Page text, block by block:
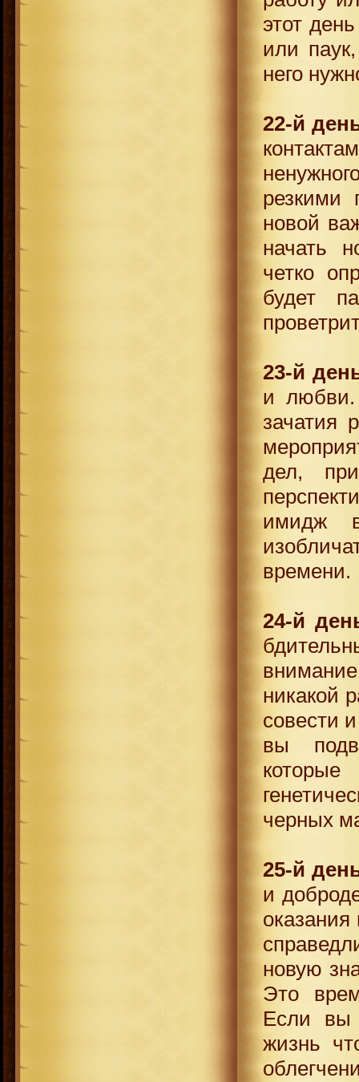
этот
или
него
22-й
резкими
новой
начать
четко
будет
23-й
и любви.
зачатия
дел,
имидж
времени.
24-й
никакой
совести
вы
черных
25-й
и
новую
Это
Если вы
жизнь